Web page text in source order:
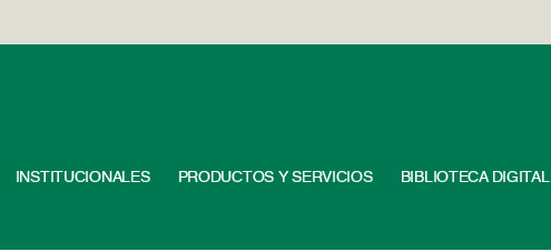
INSTITUCIONALES PRODUCTOS Y SERVICIOS BIBLIOTECA DIGITAL